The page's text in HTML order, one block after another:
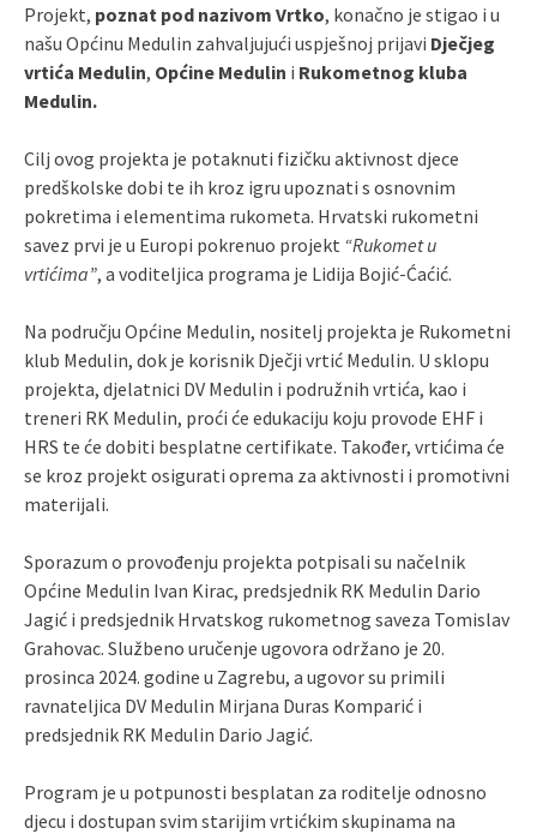
Projekt, poznat pod nazivom Vrtko, konačno je stigao i u
našu Općinu Medulin zahvaljujući uspješnoj prijavi Dječjeg
vrtića Medulin, Općine Medulin i Rukometnog kluba
Medulin.
Cilj ovog projekta je potaknuti fizičku aktivnost djece
predškolske dobi te ih kroz igru upoznati s osnovnim
pokretima i elementima rukometa. Hrvatski rukometni
savez prvi je u Europi pokrenuo projekt “Rukomet u
vrtićima”, a voditeljica programa je Lidija Bojić-Ćaćić.
Na području Općine Medulin, nositelj projekta je Rukometni
klub Medulin, dok je korisnik Dječji vrtić Medulin. U sklopu
projekta, djelatnici DV Medulin i podružnih vrtića, kao i
treneri RK Medulin, proći će edukaciju koju provode EHF i
HRS te će dobiti besplatne certifikate. Također, vrtićima će
se kroz projekt osigurati oprema za aktivnosti i promotivni
materijali.
Sporazum o provođenju projekta potpisali su načelnik
Općine Medulin Ivan Kirac, predsjednik RK Medulin Dario
Jagić i predsjednik Hrvatskog rukometnog saveza Tomislav
Grahovac. Službeno uručenje ugovora održano je 20.
prosinca 2024. godine u Zagrebu, a ugovor su primili
ravnateljica DV Medulin Mirjana Duras Komparić i
predsjednik RK Medulin Dario Jagić.
Program je u potpunosti besplatan za roditelje odnosno
djecu i dostupan svim starijim vrtićkim skupinama na